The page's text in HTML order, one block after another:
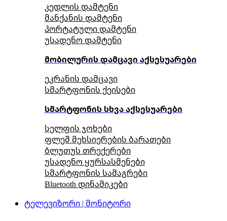
კედლის დამტენი
მანქანის დამტენი
პორტატული დამტენი
უსადენო დამტენი
მობილურის დამცავი აქსესუარები
ეკრანის დამცავი
სმარტფონის ქეისები
სმარტფონის სხვა აქსესუარები
სელფის ჯოხები
ფლეშ მეხსიერების ბარათები
ბლუთუს თრექერები
უსადენო ყურსასმენები
სმარტფონის სამაგრები
Bluetooth დინამიკები
ტელევიზორი | მონიტორი